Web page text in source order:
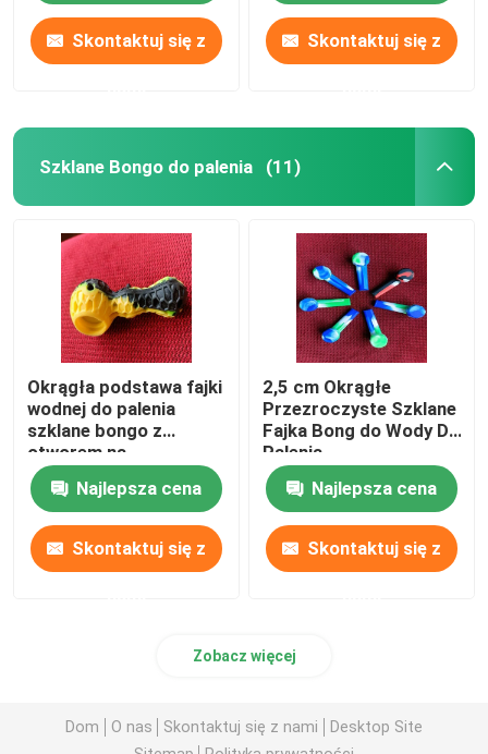
Skontaktuj się z Skontaktuj się z
Szklane Bongo do palenia (11)
Okrągła podstawa fajki
wodnej do palenia
szklane bongo z
otworem na
węglowodany i
łapaczem lodu
Najlepsza cena
Skontaktuj się z
2,5 cm Okrągłe
Przezroczyste Szklane
Fajka Bong do Wody Do
Palenia
Najlepsza cena
Skontaktuj się z
Zobacz więcej
Dom O nas Skontaktuj się z nami
Desktop Site